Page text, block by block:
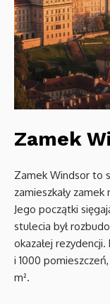
Zamek
Zamek Windsor to
zamieszkały
Jego początki
stulecia był
okazałej
i 1000
m².